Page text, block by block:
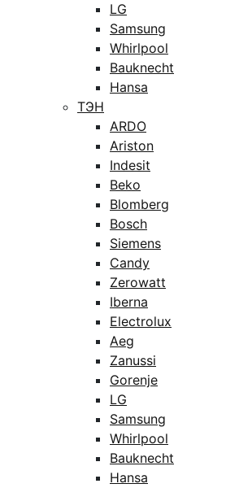
LG
Samsung
Whirlpool
Bauknecht
Hansa
ТЭН
ARDO
Ariston
Indesit
Beko
Blomberg
Bosch
Siemens
Candy
Zerowatt
Iberna
Electrolux
Aeg
Zanussi
Gorenje
LG
Samsung
Whirlpool
Bauknecht
Hansa